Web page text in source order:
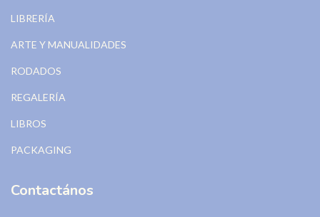
LIBRERÍA
ARTE Y MANUALIDADES
RODADOS
REGALERÍA
LIBROS
PACKAGING
Contactános